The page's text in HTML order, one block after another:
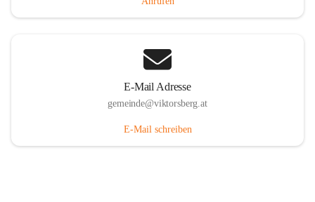
E-Mail Adresse
gemeinde@viktorsberg.at
E-Mail schreiben